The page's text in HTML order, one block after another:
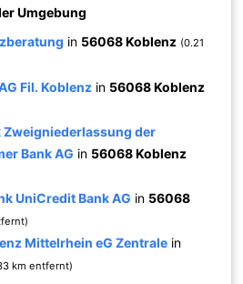
Umgebung
in 56068 Koblenz (0.21
Fil. Koblenz in 56068 Koblenz
Zweigniederlassung der
Bank AG in 56068 Koblenz
UniCredit Bank AG in 56068
Mittelrhein eG Zentrale in
km entfernt)